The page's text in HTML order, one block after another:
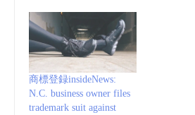
商標登録insideNews:
N.C. business owner files
trademark suit against